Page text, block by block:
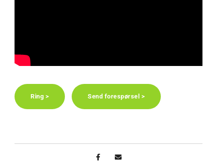
Ring > Send forespørsel >